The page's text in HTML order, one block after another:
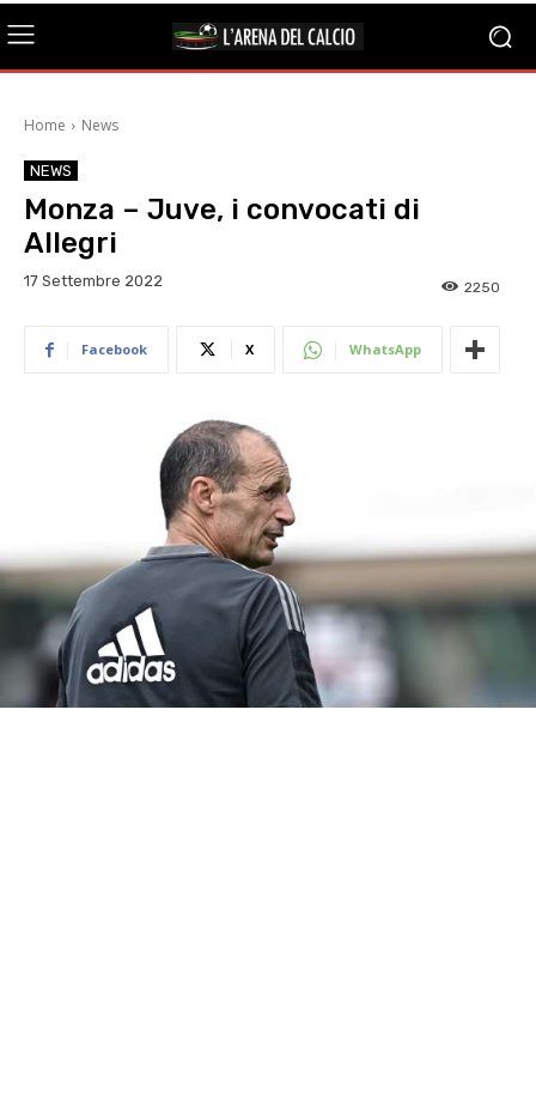
Home News
NEWS
Monza – Juve, i convocati di
Allegri
17 Settembre 2022 2250
Facebook X WhatsApp